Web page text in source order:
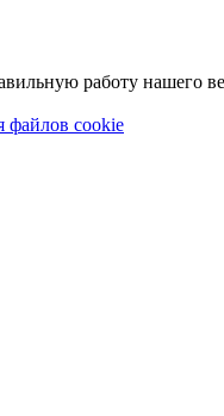
работу нашего
файлов cookie